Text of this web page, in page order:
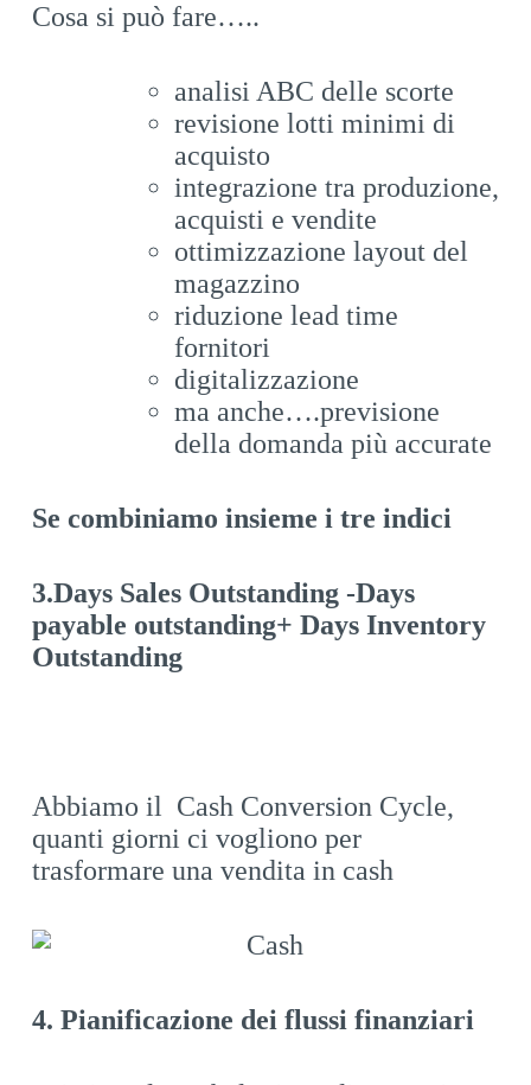
Cosa si può fare…..
analisi ABC delle scorte
revisione lotti minimi di
acquisto
integrazione tra produzione,
acquisti e vendite
ottimizzazione layout del
magazzino
riduzione lead time
fornitori
digitalizzazione
ma anche….previsione
della domanda più accurate
Se combiniamo insieme i tre indici
3.Days Sales Outstanding -Days
payable outstanding+ Days Inventory
Outstanding
Abbiamo il Cash Conversion Cycle,
quanti giorni ci vogliono per
trasformare una vendita in cash
4. Pianificazione dei flussi finanziari